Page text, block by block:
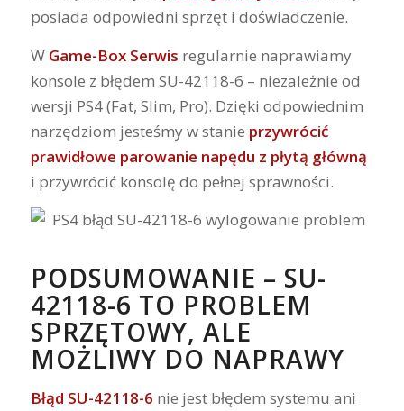
posiada odpowiedni sprzęt i doświadczenie.
W Game-Box Serwis regularnie naprawiamy
konsole z błędem SU-42118-6 – niezależnie od
wersji PS4 (Fat, Slim, Pro). Dzięki odpowiednim
narzędziom jesteśmy w stanie przywrócić
prawidłowe parowanie napędu z płytą główną
i przywrócić konsolę do pełnej sprawności.
PODSUMOWANIE – SU-
42118-6 TO PROBLEM
SPRZĘTOWY, ALE
MOŻLIWY DO NAPRAWY
Błąd SU-42118-6 nie jest błędem systemu ani